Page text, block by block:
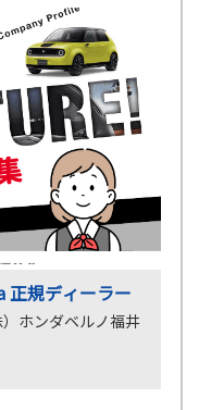
正規ディーラー
）ホンダベルノ福井